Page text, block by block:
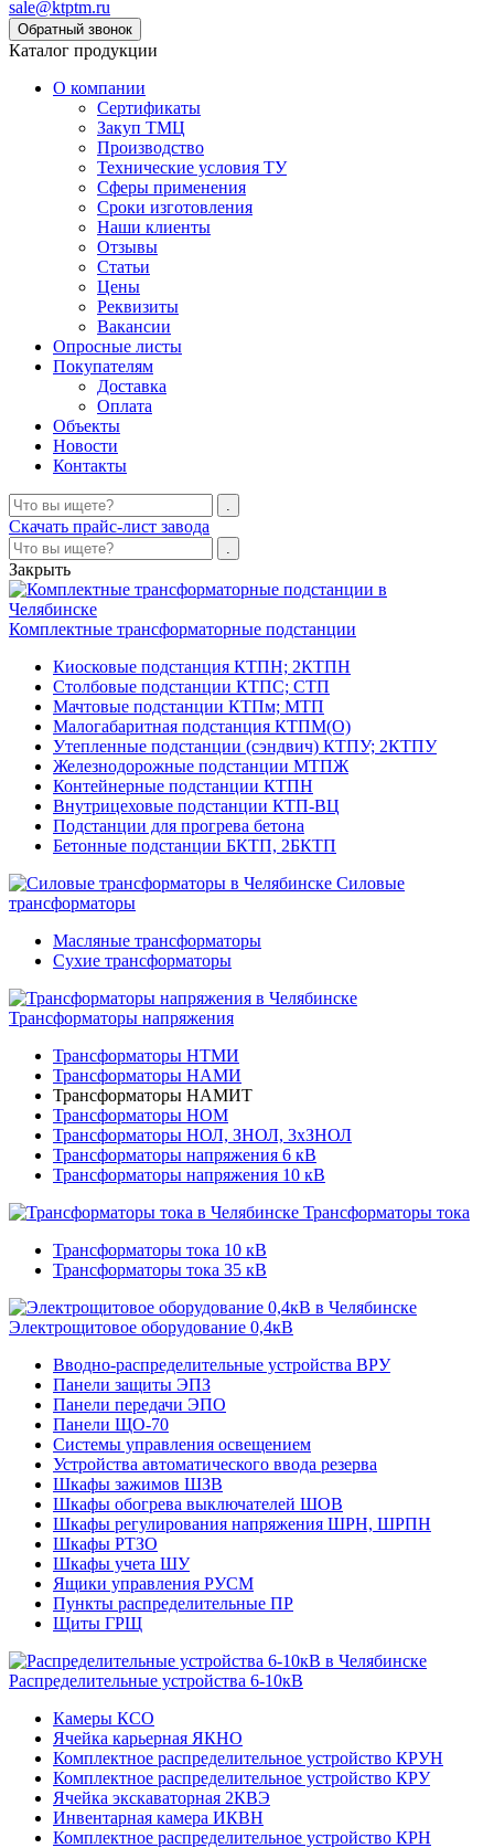
sale@ktptm.ru
Каталог продукции
О компании
Сертификаты
Закуп ТМЦ
Производство
Технические условия ТУ
Сферы применения
Сроки изготовления
Наши клиенты
Отзывы
Статьи
Цены
Реквизиты
Вакансии
Опросные листы
Покупателям
Доставка
Оплата
Объекты
Новости
Контакты
Скачать прайс-лист завода
Закрыть
Комплектные трансформаторные подстанции
Киосковые подстанция КТПН; 2КТПН
Столбовые подстанции КТПС; СТП
Мачтовые подстанции КТПм; МТП
Малогабаритная подстанция КТПМ(О)
Утепленные подстанции (сэндвич) КТПУ; 2КТПУ
Железнодорожные подстанции МТПЖ
Контейнерные подстанции КТПН
Внутрицеховые подстанции КТП-ВЦ
Подстанции для прогрева бетона
Бетонные подстанции БКТП, 2БКТП
Силовые
трансформаторы
Масляные трансформаторы
Сухие трансформаторы
Трансформаторы напряжения
Трансформаторы НТМИ
Трансформаторы НАМИ
Трансформаторы НАМИТ
Трансформаторы НОМ
Трансформаторы НОЛ, ЗНОЛ, 3хЗНОЛ
Трансформаторы напряжения 6 кВ
Трансформаторы напряжения 10 кВ
Трансформаторы тока
Трансформаторы тока 10 кВ
Трансформаторы тока 35 кВ
Электрощитовое оборудование 0,4кВ
Вводно-распределительные устройства ВРУ
Панели защиты ЭПЗ
Панели передачи ЭПО
Панели ЩО-70
Системы управления освещением
Устройства автоматического ввода резерва
Шкафы зажимов ШЗВ
Шкафы обогрева выключателей ШОВ
Шкафы регулирования напряжения ШРН, ШРПН
Шкафы РТЗО
Шкафы учета ШУ
Ящики управления РУСМ
Пункты распределительные ПР
Щиты ГРЩ
Распределительные устройства 6-10кВ
Камеры КСО
Ячейка карьерная ЯКНО
Комплектное распределительное устройство КРУН
Комплектное распределительное устройство КРУ
Ячейка экскаваторная 2КВЭ
Инвентарная камера ИКВН
Комплектное распределительное устройство КРН